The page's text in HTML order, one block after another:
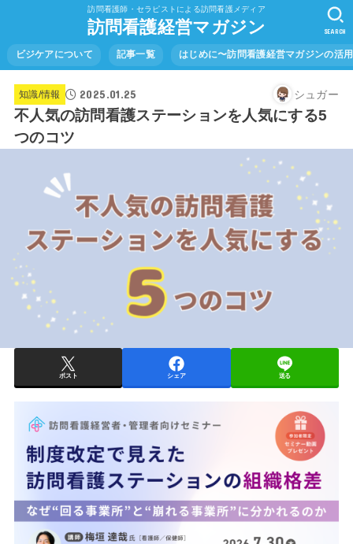
訪問看護師・セラピストによる訪問看護メディア
訪問看護経営マガジン
ビジケアについて 記事一覧 はじめに〜訪問看護経営マガジンの活
SEARCH
知識/情報 2025.01.25 シュガー
不人気の訪問看護ステーションを人気にする5
つのコツ
ポスト シェア 送る